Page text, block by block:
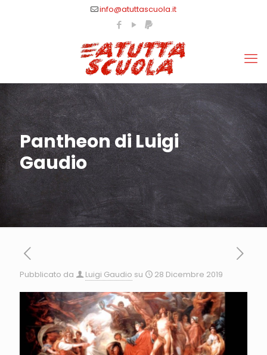
info@atuttascuola.it
Pantheon di Luigi
Gaudio
Pubblicato da Luigi Gaudio su 28 Dicembre 2019